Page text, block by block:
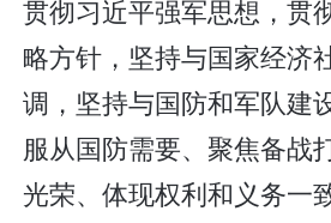
贯彻习近平强军思想，贯
略方针，坚持与国家经济
调，坚持与国防和军队建
服从国防需要、聚焦备战
光荣、体现权利和义务一